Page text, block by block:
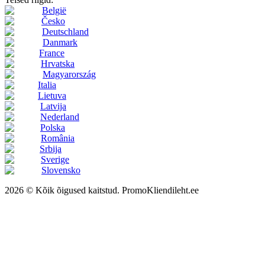
België
Česko
Deutschland
Danmark
France
Hrvatska
Magyarország
Italia
Lietuva
Latvija
Nederland
Polska
România
Srbija
Sverige
Slovensko
2026 © Kõik õigused kaitstud. PromoKliendileht.ee